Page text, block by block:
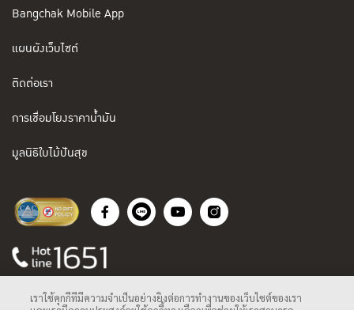
Bangchak Mobile App
แผนผังเว็บไซต์
ติดต่อเรา
การเชื่อมโยงราคาน้ำมัน
มูลนิธิใบไม้ปันสุข
เราใช้คุกกี้ที่มีความจำเป็นอย่างยิ่งต่อการทำงานของเว็บไซต์ของเรา